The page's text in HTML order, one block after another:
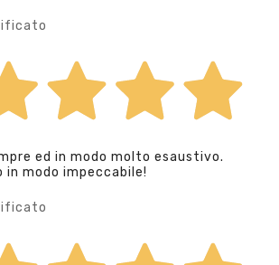
ed in modo molto esaustivo.
modo impeccabile!